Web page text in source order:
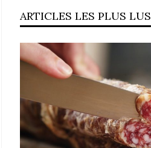
ARTICLES LES PLUS LUS